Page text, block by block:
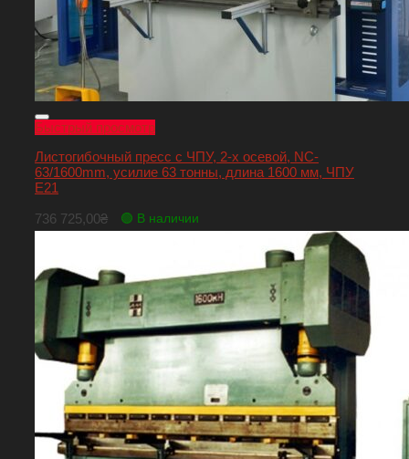
Быстрый просмотр
Листогибочный пресс с ЧПУ, 2-х осевой, NC-
63/1600mm, усилие 63 тонны, длина 1600 мм, ЧПУ
E21
736 725,00₴ 🟢 В наличии